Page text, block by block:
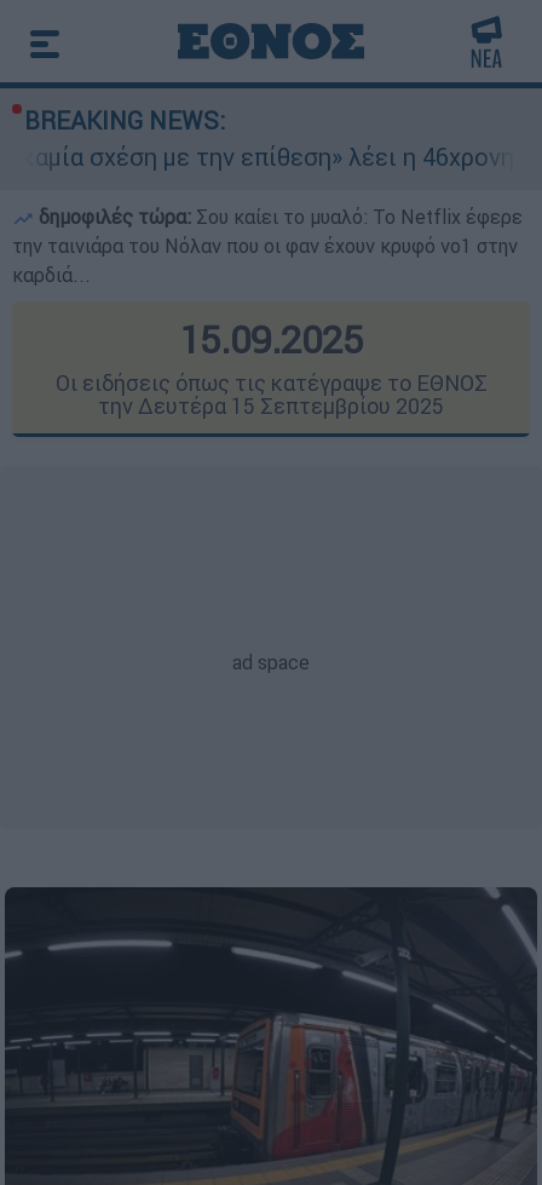
BREAKING NEWS:
την επίθεση» λέει η 46χρονη - Τι αποκάλυψε
δημοφιλές τώρα: Σου καίει το μυαλό: Το Netflix έφερε
την ταινιάρα του Νόλαν που οι φαν έχουν κρυφό νο1 στην
καρδιά...
15.09.2025
Οι ειδήσεις όπως τις κατέγραψε το ΕΘΝΟΣ
την Δευτέρα 15 Σεπτεμβρίου 2025